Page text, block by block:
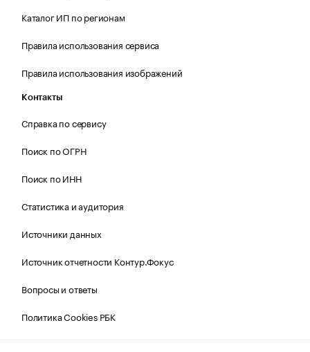
Каталог ИП по регионам
Правила использования сервиса
Правила использования изображений
Контакты
Справка по сервису
Поиск по ОГРН
Поиск по ИНН
Статистика и аудитория
Источники данных
Источник отчетности Контур.Фокус
Вопросы и ответы
Политика Cookies РБК